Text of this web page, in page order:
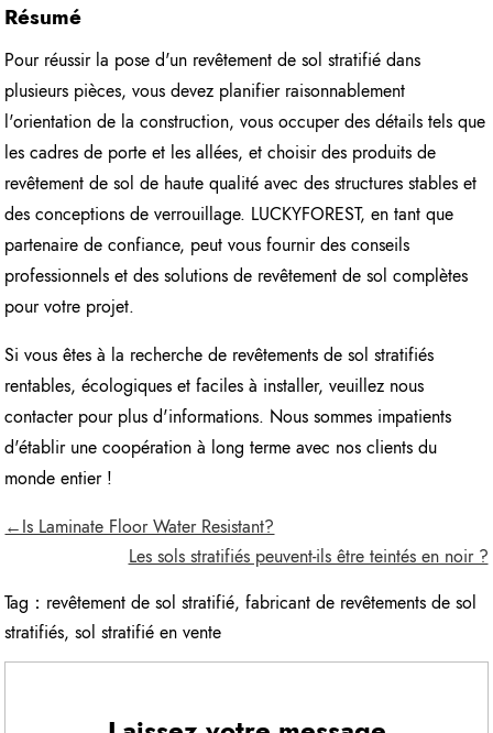
Résumé
Pour réussir la pose d'un revêtement de sol stratifié dans
plusieurs pièces, vous devez planifier raisonnablement
l'orientation de la construction, vous occuper des détails tels que
les cadres de porte et les allées, et choisir des produits de
revêtement de sol de haute qualité avec des structures stables et
des conceptions de verrouillage. LUCKYFOREST, en tant que
partenaire de confiance, peut vous fournir des conseils
professionnels et des solutions de revêtement de sol complètes
pour votre projet.
Si vous êtes à la recherche de revêtements de sol stratifiés
rentables, écologiques et faciles à installer, veuillez nous
contacter pour plus d'informations. Nous sommes impatients
d'établir une coopération à long terme avec nos clients du
monde entier !
←Is Laminate Floor Water Resistant?
Les sols stratifiés peuvent-ils être teintés en noir ?
Tag： revêtement de sol stratifié,fabricant de revêtements de sol
stratifiés,sol stratifié en vente